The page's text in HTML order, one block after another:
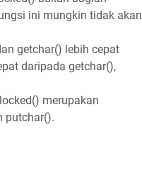
ini mungkin tidak akan
getchar() lebih cepat
daripada getchar(),
merupakan
putchar().